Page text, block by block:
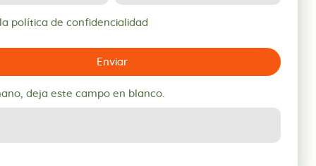
política de confidencialidad
Enviar
deja este campo en blanco.